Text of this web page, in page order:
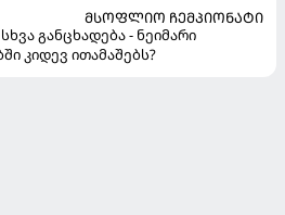
ᲛᲡᲝᲤᲚᲘᲝ ᲩᲔᲛᲞᲘᲝᲜᲐᲢᲘ
განცხადება - ნეიმარი
კიდევ ითამაშებს?